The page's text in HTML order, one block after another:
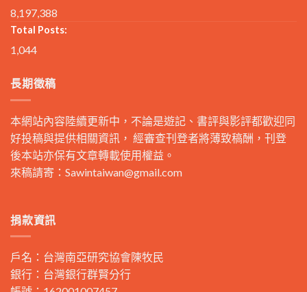
8,197,388
Total Posts:
1,044
長期徵稿
本網站內容陸續更新中，不論是遊記、書評與影評都歡迎同
好投稿與提供相關資訊， 經審查刊登者將薄致稿酬，刊登
後本站亦保有文章轉載使用權益。
來稿請寄： Sawintaiwan@gmail.com
捐款資訊
戶名：台灣南亞研究協會陳牧民
銀行：台灣銀行群賢分行